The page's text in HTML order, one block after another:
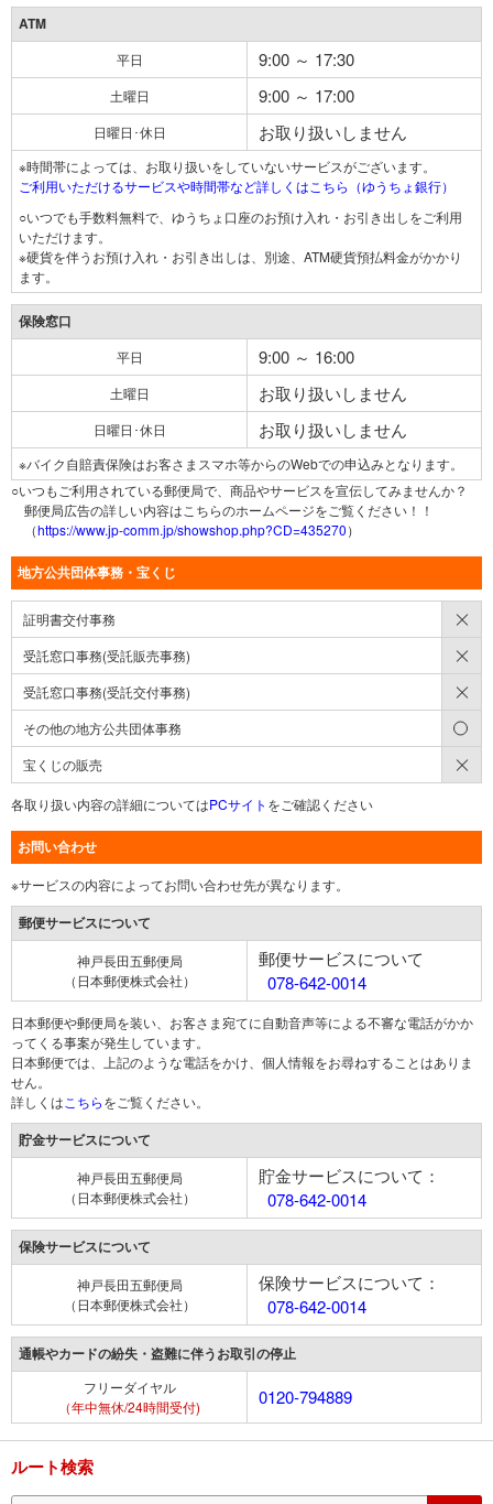
ATM
平日 9:00 ～ 17:30
土曜日 9:00 ～ 17:00
日曜日･休日 お取り扱いしません
※時間帯によっては、お取り扱いをしていないサービスがございます。
ご利用いただけるサービスや時間帯など詳しくはこちら（ゆうちょ銀行）
○いつでも手数料無料で、ゆうちょ口座のお預け入れ・お引き出しをご利用
いただけます。
※硬貨を伴うお預け入れ・お引き出しは、別途、ATM硬貨預払料金がかかり
ます。
保険窓口
平日 9:00 ～ 16:00
土曜日 お取り扱いしません
日曜日･休日 お取り扱いしません
※バイク自賠責保険はお客さまスマホ等からのWebでの申込みとなります。
○いつもご利用されている郵便局で、商品やサービスを宣伝してみませんか？
郵便局広告の詳しい内容はこちらのホームページをご覧ください！！
（https://www.jp-comm.jp/showshop.php?CD=435270）
地方公共団体事務・宝くじ
証明書交付事務
受託窓口事務(受託販売事務)
受託窓口事務(受託交付事務)
その他の地方公共団体事務
宝くじの販売
各取り扱い内容の詳細についてはPCサイト をご確認ください
お問い合わせ
※サービスの内容によってお問い合わせ先が異なります。
郵便サービスについて
神戸長田五郵便局
（日本郵便株式会社）
郵便サービスについて
078-642-0014
日本郵便や郵便局を装い、お客さま宛てに自動音声等による不審な電話がかか
ってくる事案が発生しています。
日本郵便では、上記のような電話をかけ、個人情報をお尋ねすることはありま
せん。
詳しくは こちらをご覧ください。
貯金サービスについて
神戸長田五郵便局
（日本郵便株式会社）
貯金サービスについて：
078-642-0014
保険サービスについて
神戸長田五郵便局
（日本郵便株式会社）
保険サービスについて：
078-642-0014
通帳やカードの紛失・盗難に伴うお取引の停止
フリーダイヤル
（年中無休/24時間受付)
0120-794889
ルート検索